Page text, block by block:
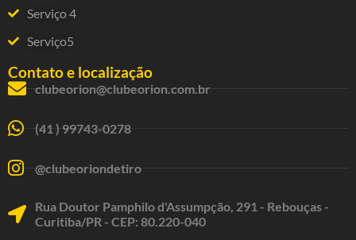
Serviço 4
Serviço5
Contato e localização
clubeorion@clubeorion.com.br
(41 ) 99743-0278
@clubeoriondetiro
Rua Doutor Pamphilo d'Assumpção, 291 - Rebouças -
Curitiba/PR - CEP: 80.220-040